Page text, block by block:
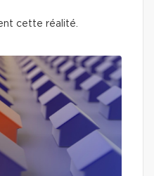
cette réalité.